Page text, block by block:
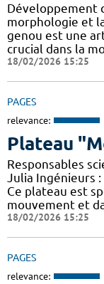
Développement
morphologie et
genou est une
crucial dans la
18/02/2026 15:25
PAGES
relevance:
Plateau
Responsables
Julia Ingénieurs
Ce plateau est
mouvement et
18/02/2026 15:25
PAGES
relevance: